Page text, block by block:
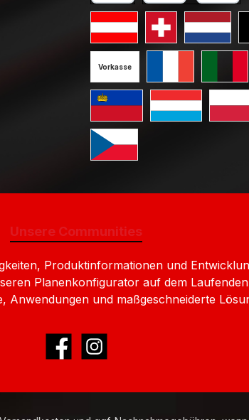
Später bezahlenKredit- oder
Vorkasse
Standard GLS Versand
Standard GLS
Standard
Standard GLS
Standard GLS Versand
Unsere Communities
Produktinformationen und
Planenkonfigurator auf dem
Anwendungen und maßgeschneiderte
FacebookInstagram